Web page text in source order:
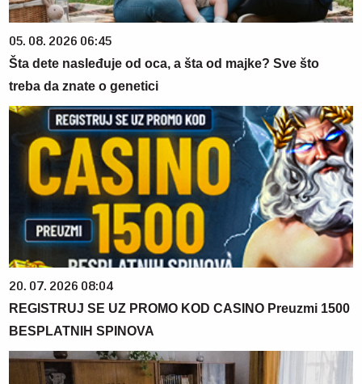
05. 08. 2026 06:45
Šta dete nasleđuje od oca, a šta od majke? Sve što
treba da znate o genetici
20. 07. 2026 08:04
REGISTRUJ SE UZ PROMO KOD CASINO Preuzmi 1500
BESPLATNIH SPINOVA